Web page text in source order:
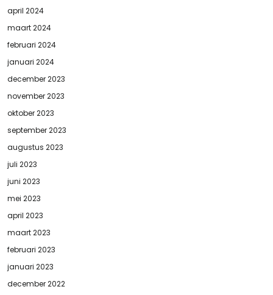
april 2024
maart 2024
februari 2024
januari 2024
december 2023
november 2023
oktober 2023
september 2023
augustus 2023
juli 2023
juni 2023
mei 2023
april 2023
maart 2023
februari 2023
januari 2023
december 2022